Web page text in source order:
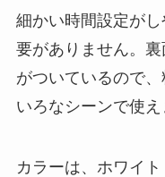
細かい時間設定が
要がありません。
がついているので
いろなシーンで使え
カラーは、ホワイ